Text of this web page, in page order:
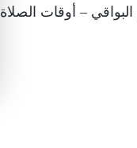
– أوقات الصلاة